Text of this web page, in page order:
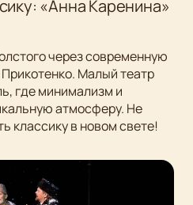
«Анна Каренина»
через современную
Малый театр
где минимализм и
атмосферу. Не
классику в новом свете!